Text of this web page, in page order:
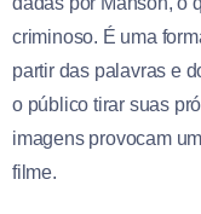
criminoso. É uma
partir das palavras e
o público tirar suas
imagens provocam
filme.